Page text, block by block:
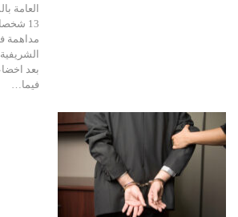
العامة
13
مداهمة
بعد
فيما…